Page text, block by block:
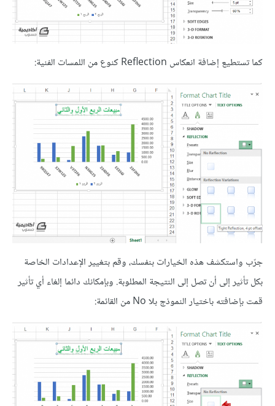
كما تستطيع إضافة انعكاس Reflection كنوع من اللمسات الفنية:
جرّب واستكشف هذه الخيارات بنفسك، وقم بتغيير الإعدادات الخاصة
بكل تأثير إلى أن تصل إلى النتيجة المطلوبة. وبإمكانك دائما إلغاء أي تأثير
قمت بإضافته باختيار النموذج بلا No من القائمة: